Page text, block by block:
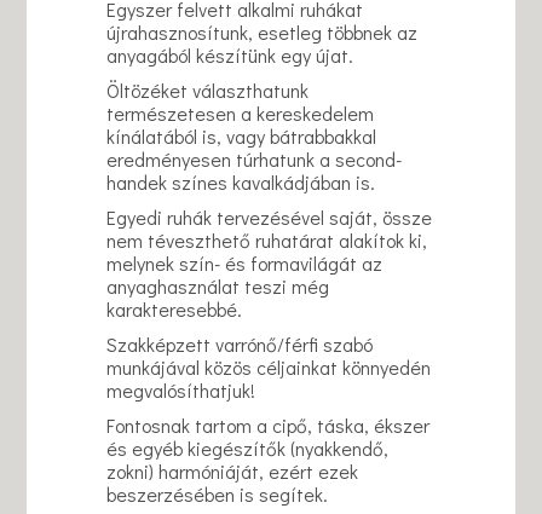
Egyszer felvett alkalmi ruhákat
újrahasznosítunk, esetleg többnek az
anyagából készítünk egy újat.
Öltözéket választhatunk
természetesen a kereskedelem
kínálatából is, vagy bátrabbakkal
eredményesen túrhatunk a second-
handek színes kavalkádjában is.
Egyedi ruhák tervezésével saját, össze
nem téveszthető ruhatárat alakítok ki,
melynek szín- és formavilágát az
anyaghasználat teszi még
karakteresebbé.
Szakképzett varrónő/férfi szabó
munkájával közös céljainkat könnyedén
megvalósíthatjuk!
Fontosnak tartom a cipő, táska, ékszer
és egyéb kiegészítők (nyakkendő,
zokni) harmóniáját, ezért ezek
beszerzésében is segítek.